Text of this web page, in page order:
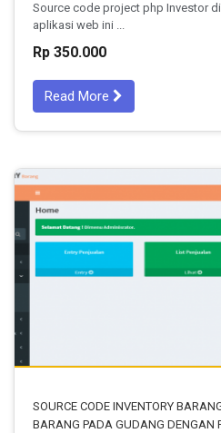
Source code project php Investor
aplikasi web ini ...
Rp 350.000
Read More
SOURCE CODE INVENTORY
BARANG PADA GUDANG DENGAN